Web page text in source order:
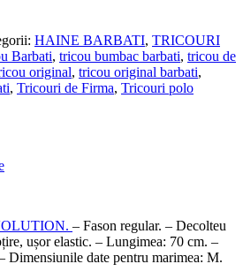
HAINE BARBATI, TRICOURI
Barbati, tricou bumbac barbati, tricou de
original, tricou original barbati,
, Tricouri de Firma, Tricouri polo
– Fason regular. – Decolteu
ușor elastic. – Lungimea: 70 cm. –
Dimensiunile date pentru marimea: M.